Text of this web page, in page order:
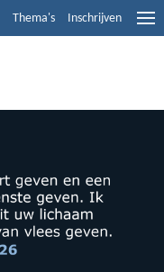
Thema's Inschrijven